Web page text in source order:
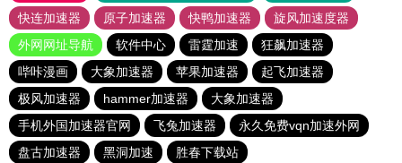
快连加速器
原子加速器 快鸭加速器
旋风加速度器
外网网址导航
软件中心 雷霆加速
狂飙加速器
哔咔漫画
大象加速器 苹果加速器
起飞加速器
极风加速器
hammer加速器
大象加速器
手机外国加速器官网
飞兔加速器
永久免费vqn加速外网
盘古加速器
黑洞加速 胜春下载站